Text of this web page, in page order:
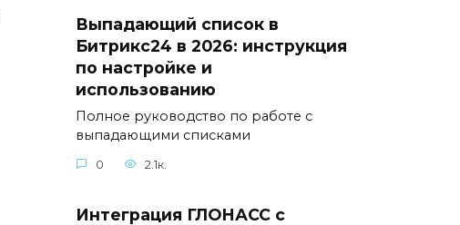
Выпадающий список в
Битрикс24 в 2026: инструкция
по настройке и
использованию
Полное руководство по работе с
выпадающими списками
0 2.1к.
Интеграция ГЛОНАСС с